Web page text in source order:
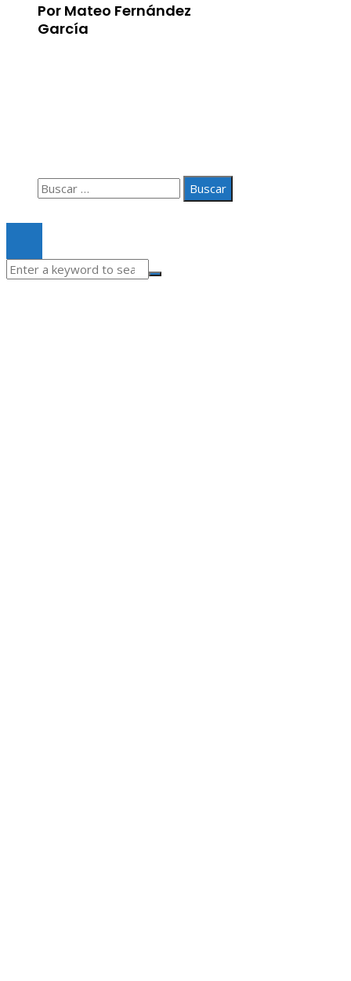
Por Mateo Fernández
García
Buscar: